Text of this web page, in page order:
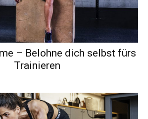
– Belohne dich selbst fürs
Trainieren